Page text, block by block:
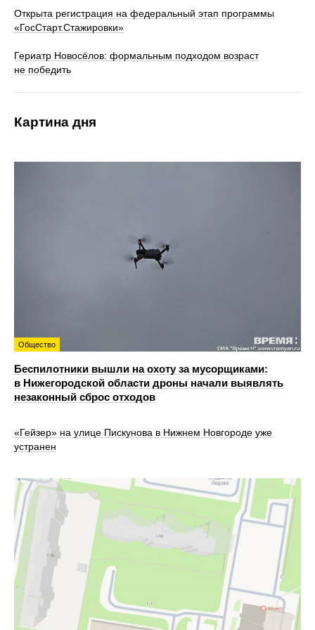
Открыта регистрация на федеральный этап программы
«ГосСтарт.Стажировки»
Гериатр Новосёлов: формальным подходом возраст
не победить
Картина дня
Общество
Беспилотники вышли на охоту за мусорщиками:
в Нижегородской области дроны начали выявлять
незаконный сброс отходов
«Гейзер» на улице Пискунова в Нижнем Новгороде уже
устранен